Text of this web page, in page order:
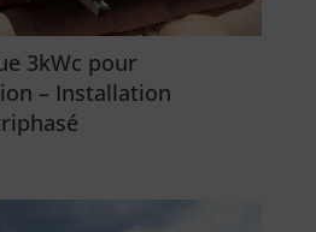
3kWc pour
– Installation